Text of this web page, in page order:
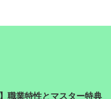
職業特性とマスター特典